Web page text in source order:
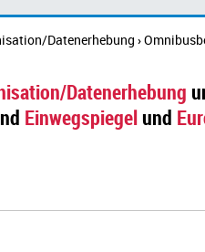
Datenerhebung ›
Datenerhebung
Einwegspiegelund